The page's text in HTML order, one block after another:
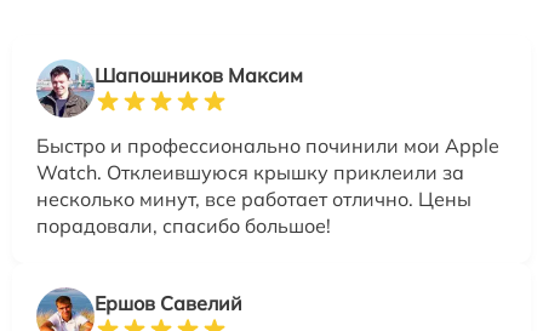
Шапошников Максим
Быстро и профессионально починили мои Apple
Watch. Отклеившуюся крышку приклеили за
несколько минут, все работает отлично. Цены
порадовали, спасибо большое!
Ершов Савелий